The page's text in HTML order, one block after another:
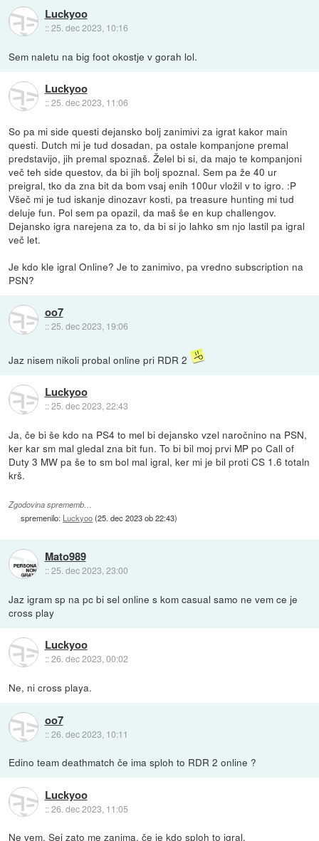
Luckyoo
::25. dec 2023, 10:16
Sem naletu na big foot okostje v gorah lol.
Luckyoo
::25. dec 2023, 11:06
So pa mi side questi dejansko bolj zanimivi za igrat kakor main
questi. Dutch mi je tud dosadan, pa ostale kompanjone premal
predstavijo, jih premal spoznaš. Želel bi si, da majo te kompanjoni
več teh side questov, da bi jih bolj spoznal. Sem pa že 40 ur
preigral, tko da zna bit da bom vsaj enih 100ur vložil v to igro. :P
Všeč mi je tud iskanje dinozavr kosti, pa treasure hunting mi tud
deluje fun. Pol sem pa opazil, da maš še en kup challengov.
Dejansko igra narejena za to, da bi si jo lahko sm njo lastil pa igral
več let.
Je kdo kle igral Online? Je to zanimivo, pa vredno subscription na
PSN?
oo7
::25. dec 2023, 19:06
Jaz nisem nikoli probal online pri RDR 2
Luckyoo
::25. dec 2023, 22:43
Ja, če bi še kdo na PS4 to mel bi dejansko vzel naročnino na PSN,
ker kar sm mal gledal zna bit fun. To bi bil moj prvi MP po Call of
Duty 3 MW pa še to sm bol mal igral, ker mi je bil proti CS 1.6 totaln
krš.
Zgodovina sprememb…
spremenilo: Luckyoo(25. dec 2023 ob 22:43)
Mato989
::25. dec 2023, 23:00
Jaz igram sp na pc bi sel online s kom casual samo ne vem ce je
cross play
Luckyoo
::26. dec 2023, 00:02
Ne, ni cross playa.
oo7
::26. dec 2023, 10:11
Edino team deathmatch če ima sploh to RDR 2 online ?
Luckyoo
::26. dec 2023, 11:05
Ne vem. Sej zato me zanima, če je kdo sploh to igral.